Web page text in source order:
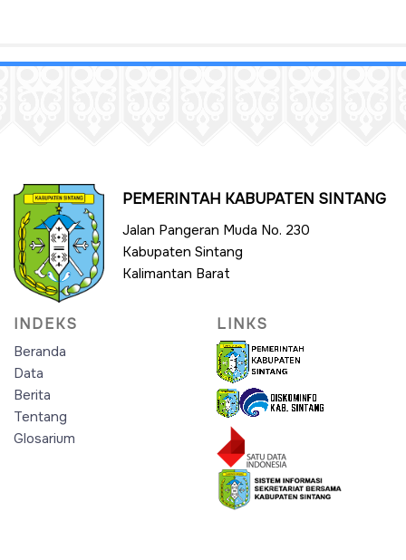
PEMERINTAH KABUPATEN SINTANG
Jalan Pangeran Muda No. 230
Kabupaten Sintang
Kalimantan Barat
INDEKS
Beranda
Data
Berita
Tentang
Glosarium
LINKS